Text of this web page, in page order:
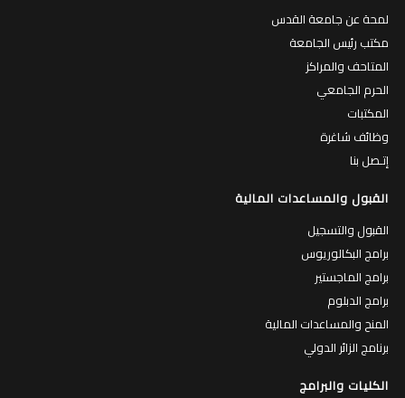
لمحة عن جامعة القدس
مكتب رئيس الجامعة
المتاحف والمراكز
الحرم الجامعي
المكتبات
وظائف شاغرة
إتـصل بنا
القبول والمساعدات المالية
القبول والتسجيل
برامج البكالوريوس
برامج الماجستير
برامج الدبلوم
المنح والمساعدات المالية
برنامج الزائر الدولي
الكليات والبرامج